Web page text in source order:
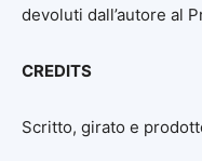
devoluti dall’autore al
CREDITS
Scritto, girato e